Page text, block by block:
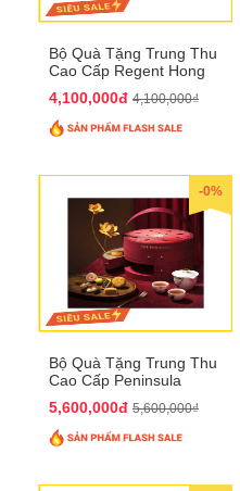
Bộ Quà Tặng Trung Thu
Cao Cấp Regent Hong
4,100,000đ 4,100,000₫
-0%
Bộ Quà Tặng Trung Thu
Cao Cấp Peninsula
5,600,000đ 5,600,000₫